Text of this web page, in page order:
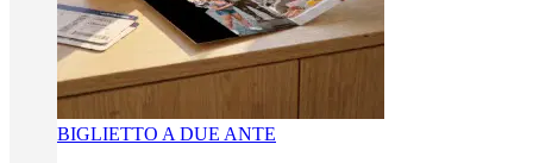
BIGLIETTO A DUE ANTE